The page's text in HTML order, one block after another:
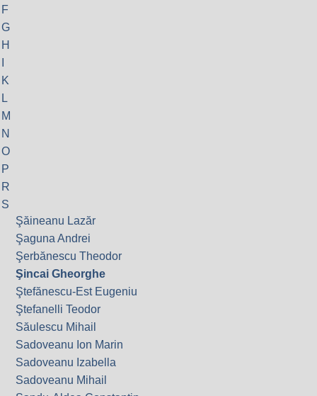
F
G
H
K
L
M
N
O
P
R
S
Şăineanu Lazăr
Şaguna Andrei
Şerbănescu Theodor
Şincai Gheorghe
Ştefănescu-Est Eugeniu
Ştefanelli Teodor
Săulescu Mihail
Sadoveanu Ion Marin
Sadoveanu Izabella
Sadoveanu Mihail